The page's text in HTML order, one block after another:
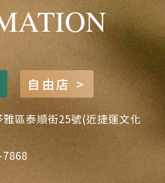
自由店 >
區泰順街25號(近捷運文化